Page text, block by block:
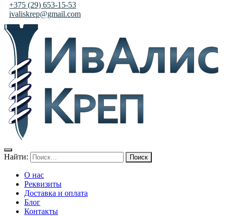
+375 (29) 653-15-53
ivaliskrep@gmail.com
Найти:
О нас
Реквизиты
Доставка и оплата
Блог
Контакты